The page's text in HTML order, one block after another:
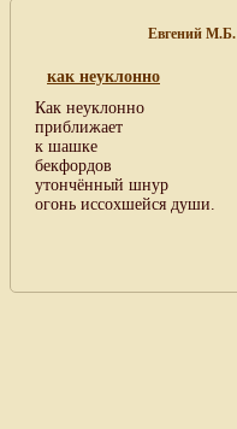
Евгений М.Б.
как неуклонно
Как неуклонно
приближает
к шашке
бекфордов
утончённый шнур
огонь иссохшейся души.